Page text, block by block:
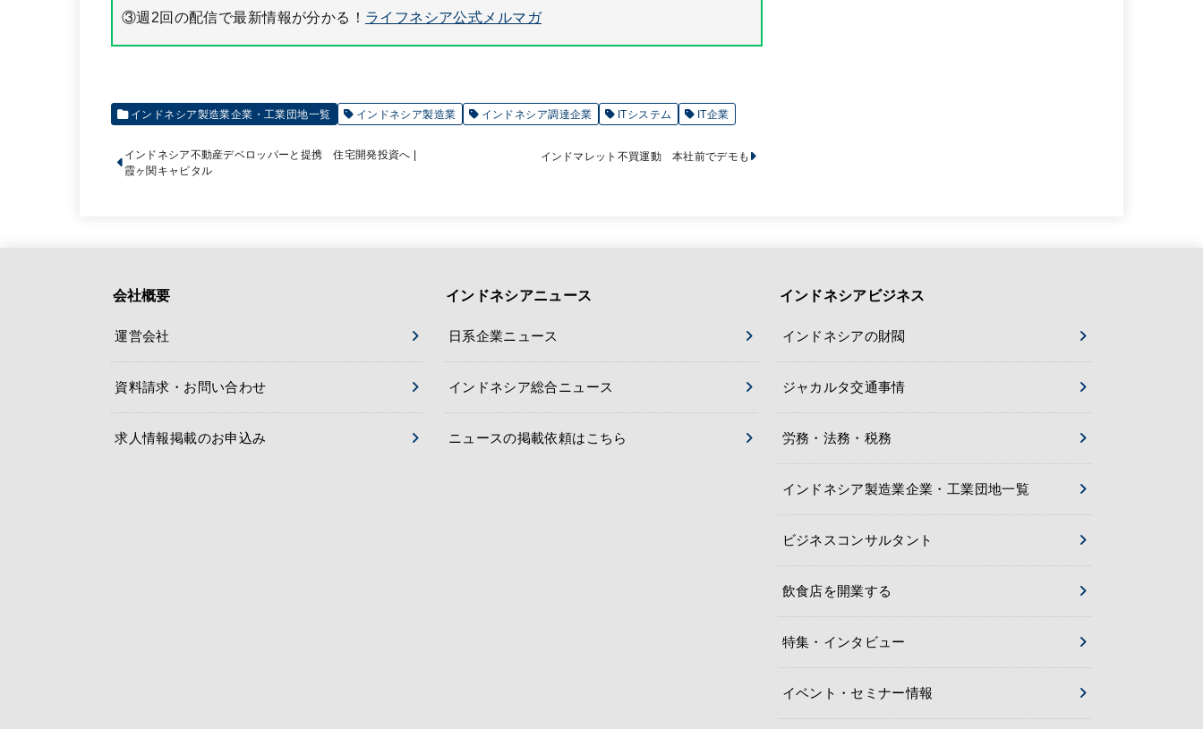
③週2回の配信で最新情報が分かる！ ライフネシア公式メルマガ
インドネシア製造業企業・工業団地一覧 インドネシア製造業 インドネシア調達企業 ITシステム IT企業
インドネシア不動産デベロッパーと提携 住宅開発投資へ |
霞ヶ関キャピタル
インドマレット不買運動 本社前でデモも
会社概要
運営会社
資料請求・お問い合わせ
求人情報掲載のお申込み
インドネシアニュース
日系企業ニュース
インドネシア総合ニュース
ニュースの掲載依頼はこちら
インドネシアビジネス
インドネシアの財閥
ジャカルタ交通事情
労務・法務・税務
インドネシア製造業企業・工業団地一覧
ビジネスコンサルタント
飲食店を開業する
特集・インタビュー
イベント・セミナー情報